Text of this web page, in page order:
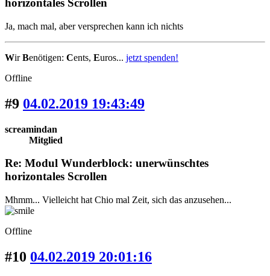
horizontales Scrollen
Ja, mach mal, aber versprechen kann ich nichts
WirBenötigen: Cents, Euros... jetzt spenden!
Offline
#9 04.02.2019 19:43:49
screamindan
Mitglied
Re: Modul Wunderblock: unerwünschtes
horizontales Scrollen
Mhmm... Vielleicht hat Chio mal Zeit, sich das anzusehen...
Offline
#10 04.02.2019 20:01:16